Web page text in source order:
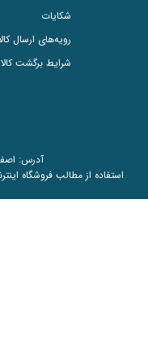
شکایات
رویه‌های ارسال
شرایط برگشت کالا
آدرس: اصفهان،
استفاده از مطالب فروشگاه